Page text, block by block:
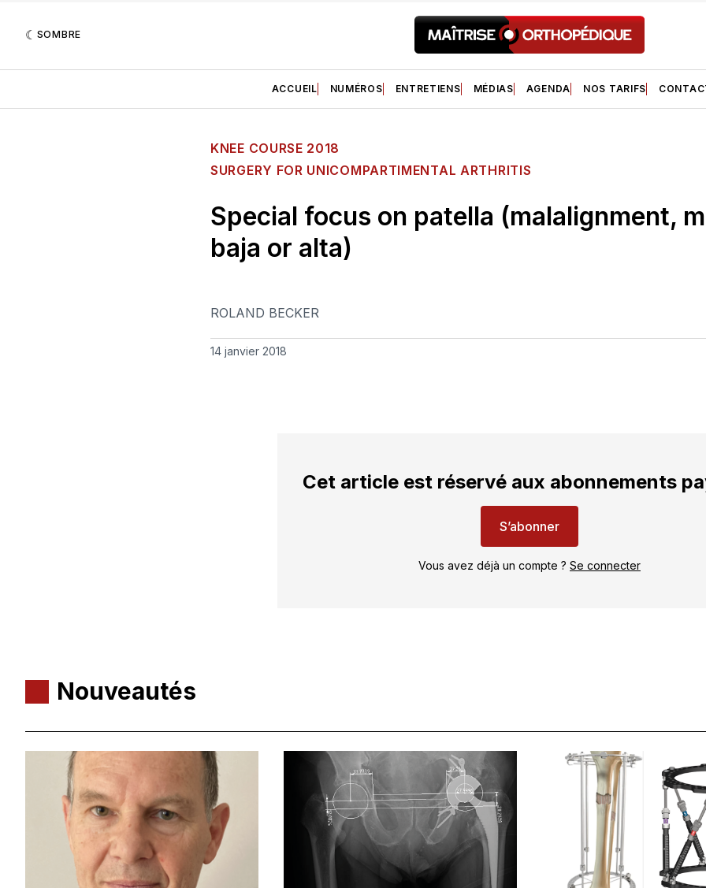
SOMBRE
ACCUEIL NUMÉROS ENTRETIENS MÉDIAS AGENDA NOS TARIFS
KNEE COURSE 2018
SURGERY FOR UNICOMPARTIMENTAL ARTHRITIS
Special focus on patella (malalignment,
baja or alta)
ROLAND BECKER
14 janvier 2018
Cet article est réservé aux abonnements
S’abonner
Vous avez déjà un compte ? Se connecter
Nouveautés